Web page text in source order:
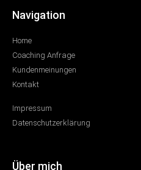
Navigation
Home
Coaching Anfrage
Kundenmeinungen
Kontakt
Impressum
Datenschutzerklärung
Über mich